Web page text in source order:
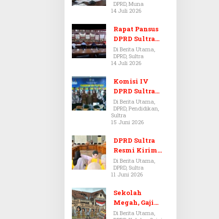
Dugaan Jual
Beli Tanah
Bermasalah di
Muna
DPRD, Muna
14 Juli 2026
Rapat Pansus
DPRD Sultra
Diskors Dua
Kali Akibat
Ketidakhadira
n Pj Sekda
Di Berita Utama,
DPRD, Sultra
14 Juli 2026
Komisi IV
DPRD Sultra
Kawal Hak
Guru,
Rencanakan
Pendidikan
Di Berita Utama,
DPRD, Pendidikan,
Sultra
15 Juni 2026
DPRD Sultra
Resmi Kirim
Aspirasi Tolak
Peraturan
BPOM No. 5
Tahun 2026 ke
Komisi IX DPR
Di Berita Utama,
DPRD, Sultra
11 Juni 2026
Sekolah
Megah, Gaji
Guru Berdarah-
Di Berita Utama,